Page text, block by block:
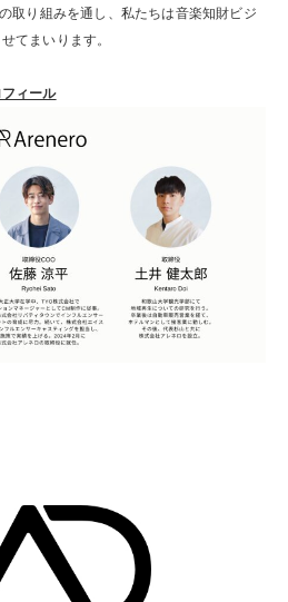
取り組みを通し、私たちは音楽知財ビジ
てまいります。
ィール